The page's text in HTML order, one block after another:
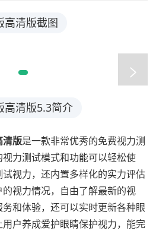
高清版截图
高清版5.3简介
清版是一款非常优秀的免费视力测
力测试模式和功能可以轻松使
视力，还内置多样化的实力评估
视力情况，自由了解最新的视
和体验，还可以实时更新各种眼
户养成爱护眼睛保护视力，能完